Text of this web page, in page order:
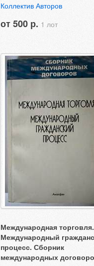
Коллектив Авторов
от 500 р. 1 лот
Международная торговля.
Международный
процесс. Сборник
международных